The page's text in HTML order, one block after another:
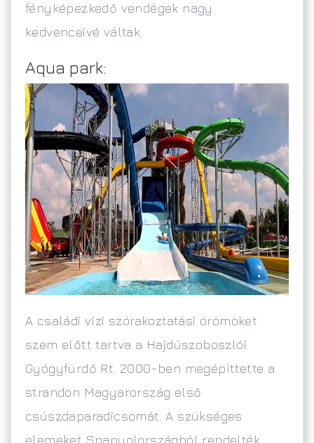
fényképezkedő vendégek nagy
kedvenceivé váltak.
Aqua park:
A családi vízi szórakoztatási örömöket
szem előtt tartva a Hajdúszoboszlói
Gyógyfürdő Rt. 2000-ben megépíttette a
strandon Magyarország első
csúszdaparadicsomát. A szükséges
elemeket Spanyolországból rendelték